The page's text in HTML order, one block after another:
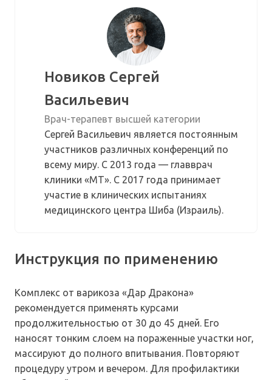
Новиков Сергей
Васильевич
Врач-терапевт высшей категории
Сергей Васильевич является постоянным
участников различных конференций по
всему миру. С 2013 года — главврач
клиники «МТ». С 2017 года принимает
участие в клинических испытаниях
медицинского центра Шиба (Израиль).
Инструкция по применению
Комплекс от варикоза «Дар Дракона»
рекомендуется применять курсами
продолжительностью от 30 до 45 дней. Его
наносят тонким слоем на пораженные участки ног,
массируют до полного впитывания. Повторяют
процедуру утром и вечером. Для профилактики